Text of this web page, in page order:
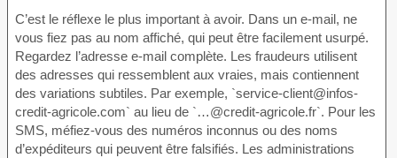
C’est le réflexe le plus important à avoir. Dans un e-mail, ne
vous fiez pas au nom affiché, qui peut être facilement usurpé.
Regardez l’adresse e-mail complète. Les fraudeurs utilisent
des adresses qui ressemblent aux vraies, mais contiennent
des variations subtiles. Par exemple, `service-client@infos-
credit-agricole.com` au lieu de `…@credit-agricole.fr`. Pour les
SMS, méfiez-vous des numéros inconnus ou des noms
d’expéditeurs qui peuvent être falsifiés. Les administrations